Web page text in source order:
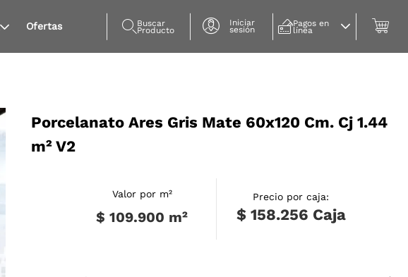
Ofertas Buscar
Producto
Iniciar
sesión
Pagos en
línea
Porcelanato Ares Gris Mate 60x120 Cm. Cj 1.44
m² V2
Valor por m²
$ 109.900 m²
Precio por caja:
$ 158.256 Caja